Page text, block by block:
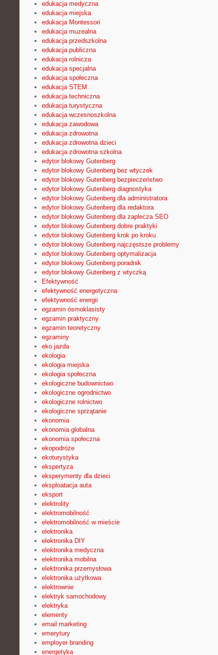
edukacja medyczna
edukacja miejska
edukacja Montessori
edukacja muzealna
edukacja przedszkolna
edukacja publiczna
edukacja rolnicza
edukacja specjalna
edukacja społeczna
edukacja STEM
edukacja techniczna
edukacja turystyczna
edukacja wczesnoszkolna
edukacja zawodowa
edukacja zdrowotna
edukacja zdrowotna dzieci
edukacja zdrowotna szkolna
edytor blokowy Gutenberg
edytor blokowy Gutenberg bez wtyczek
edytor blokowy Gutenberg bezpieczeństwo
edytor blokowy Gutenberg diagnostyka
edytor blokowy Gutenberg dla administratora
edytor blokowy Gutenberg dla redaktora
edytor blokowy Gutenberg dla zaplecza SEO
edytor blokowy Gutenberg dobre praktyki
edytor blokowy Gutenberg krok po kroku
edytor blokowy Gutenberg najczęstsze problemy
edytor blokowy Gutenberg optymalizacja
edytor blokowy Gutenberg poradnik
edytor blokowy Gutenberg z wtyczką
Efektywność
efektywność energetyczna
efektywność energii
egzamin ósmoklasisty
egzamin praktyczny
egzamin teoretyczny
egzaminy
eko jazda
ekologia
ekologia miejska
ekologia społeczna
ekologiczne budownictwo
ekologiczne ogrodnictwo
ekologiczne rolnictwo
ekologiczne sprzątanie
ekonomia
ekonomia globalna
ekonomia społeczna
ekopodróże
ekoturystyka
ekspertyza
eksperymenty dla dzieci
eksploatacja auta
eksport
elektrolity
elektromobilność
elektromobilność w mieście
elektronika
elektronika DIY
elektronika medyczna
elektronika mobilna
elektronika przemysłowa
elektronika użytkowa
elektrownie
elektryk samochodowy
elektryka
elementy
email marketing
emerytury
employer branding
energetyka